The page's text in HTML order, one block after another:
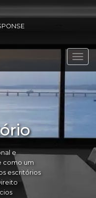
e
como um
escritórios